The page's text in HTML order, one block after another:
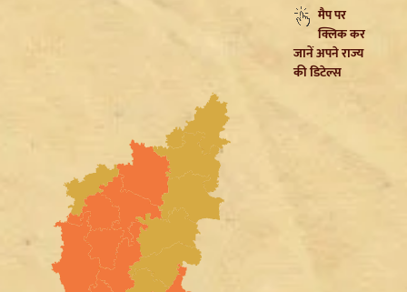
Trisha Krishnan पर टिप्पणी मामले में Udhayanidhi Stalin
Arrest, जानें चेन्नई पुलिस ने कौन सी धाराएं लगाईं
मैप पर
क्लिक कर
जानें अपने राज्य
की डिटेल्स